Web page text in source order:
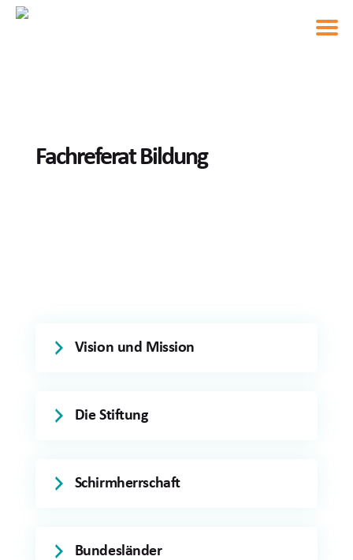
Fachreferat Bildung
Vision und Mission
Die Stiftung
Schirmherrschaft
Bundesländer